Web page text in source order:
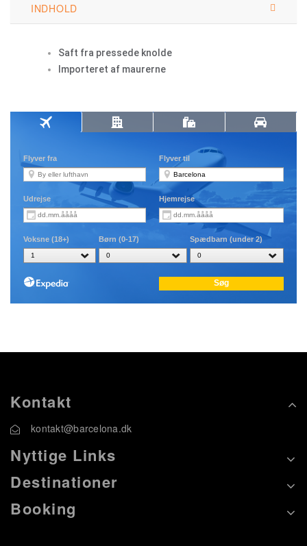
INDHOLD
Saft fra pressede knolde
Importeret af maurerne
Kontakt
kontakt@barcelona.dk
Nyttige Links
Destinationer
Booking